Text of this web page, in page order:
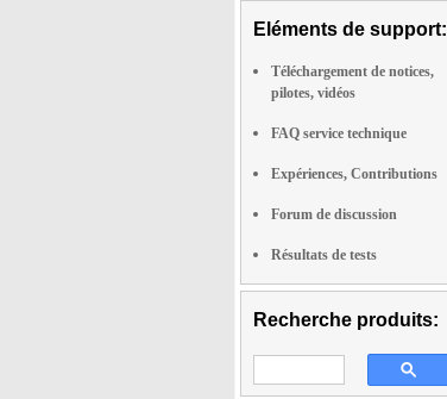
Eléments de support:
Téléchargement de notices,
pilotes, vidéos
FAQ service technique
Expériences, Contributions
Forum de discussion
Résultats de tests
Recherche produits: